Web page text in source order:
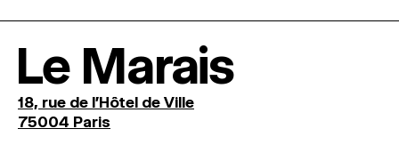
Le Marais
18, rue de l'Hôtel de Ville
75004 Paris